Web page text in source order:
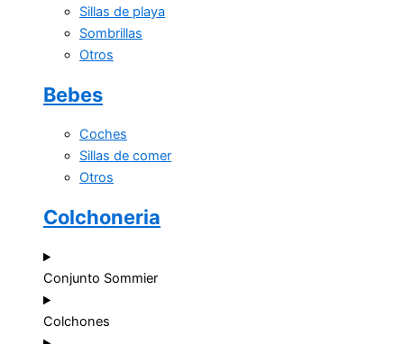
Sillas de playa
Sombrillas
Otros
Bebes
Coches
Sillas de comer
Otros
Colchoneria
Conjunto Sommier
Colchones